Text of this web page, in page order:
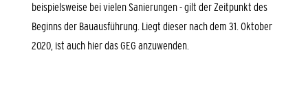
beispielsweise bei vielen Sanierungen - gilt der Zeitpunkt des
Beginns der Bauausführung. Liegt dieser nach dem 31. Oktober
2020, ist auch hier das GEG anzuwenden.